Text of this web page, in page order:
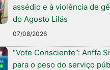
assédio e à violência de
do Agosto Lilás
07/08/2026
“Vote Consciente”: Anffa
para o peso do serviço